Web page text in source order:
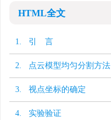
HTML全文
1. 引 言
2. 点云模型均匀分割方法
3. 视点坐标的确定
4. 实验验证